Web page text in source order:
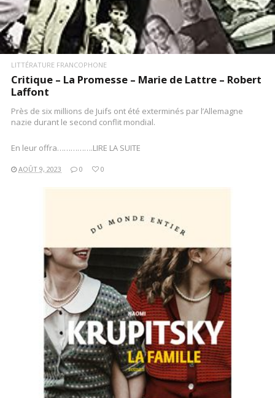
LITTÉRATURE FRANCOPHONE
Critique – La Promesse – Marie de Lattre – Robert
Laffont
Près de six millions de Juifs ont été exterminés par l’Allemagne
nazie durant le second conflit mondial.
En leur offra…………….LIRE LA SUITE
AOÛT 9, 2023 0 0
LIRE LA SUITE